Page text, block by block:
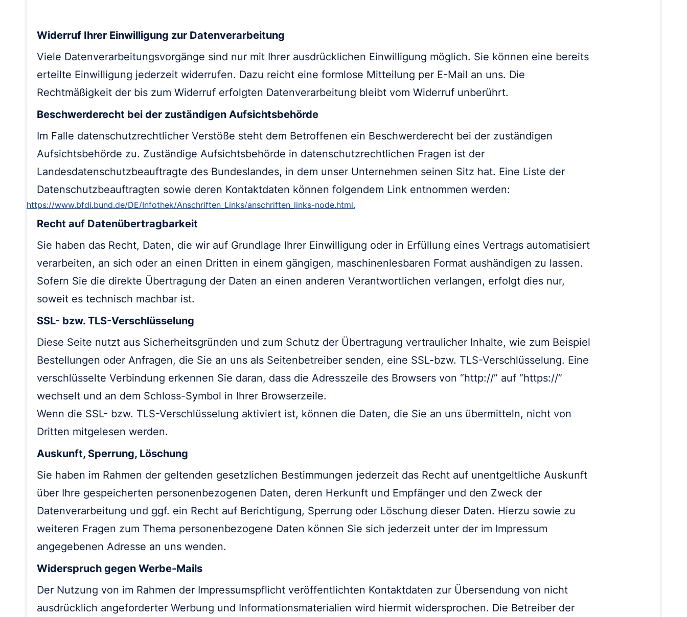
Widerruf Ihrer Einwilligung zur Datenverarbeitung
Viele Datenverarbeitungsvorgänge sind nur mit Ihrer ausdrücklichen Einwilligung möglich. Sie können eine bereits
erteilte Einwilligung jederzeit widerrufen. Dazu reicht eine formlose Mitteilung per E-Mail an uns. Die
Rechtmäßigkeit der bis zum Widerruf erfolgten Datenverarbeitung bleibt vom Widerruf unberührt.
Beschwerderecht bei der zuständigen Aufsichtsbehörde
Im Falle datenschutzrechtlicher Verstöße steht dem Betroffenen ein Beschwerderecht bei der zuständigen
Aufsichtsbehörde zu. Zuständige Aufsichtsbehörde in datenschutzrechtlichen Fragen ist der
Landesdatenschutzbeauftragte des Bundeslandes, in dem unser Unternehmen seinen Sitz hat. Eine Liste der
Datenschutzbeauftragten sowie deren Kontaktdaten können folgendem Link entnommen werden:
https://www.bfdi.bund.de/DE/Infothek/Anschriften_Links/anschriften_links-node.html.
Recht auf Datenübertragbarkeit
Sie haben das Recht, Daten, die wir auf Grundlage Ihrer Einwilligung oder in Erfüllung eines Vertrags automatisiert
verarbeiten, an sich oder an einen Dritten in einem gängigen, maschinenlesbaren Format aushändigen zu lassen.
Sofern Sie die direkte Übertragung der Daten an einen anderen Verantwortlichen verlangen, erfolgt dies nur,
soweit es technisch machbar ist.
SSL- bzw. TLS-Verschlüsselung
Diese Seite nutzt aus Sicherheitsgründen und zum Schutz der Übertragung vertraulicher Inhalte, wie zum Beispiel
Bestellungen oder Anfragen, die Sie an uns als Seitenbetreiber senden, eine SSL-bzw. TLS-Verschlüsselung. Eine
verschlüsselte Verbindung erkennen Sie daran, dass die Adresszeile des Browsers von “http://” auf “https://”
wechselt und an dem Schloss-Symbol in Ihrer Browserzeile.
Wenn die SSL- bzw. TLS-Verschlüsselung aktiviert ist, können die Daten, die Sie an uns übermitteln, nicht von
Dritten mitgelesen werden.
Auskunft, Sperrung, Löschung
Sie haben im Rahmen der geltenden gesetzlichen Bestimmungen jederzeit das Recht auf unentgeltliche Auskunft
über Ihre gespeicherten personenbezogenen Daten, deren Herkunft und Empfänger und den Zweck der
Datenverarbeitung und ggf. ein Recht auf Berichtigung, Sperrung oder Löschung dieser Daten. Hierzu sowie zu
weiteren Fragen zum Thema personenbezogene Daten können Sie sich jederzeit unter der im Impressum
angegebenen Adresse an uns wenden.
Widerspruch gegen Werbe-Mails
Der Nutzung von im Rahmen der Impressumspflicht veröffentlichten Kontaktdaten zur Übersendung von nicht
ausdrücklich angeforderter Werbung und Informationsmaterialien wird hiermit widersprochen. Die Betreiber der